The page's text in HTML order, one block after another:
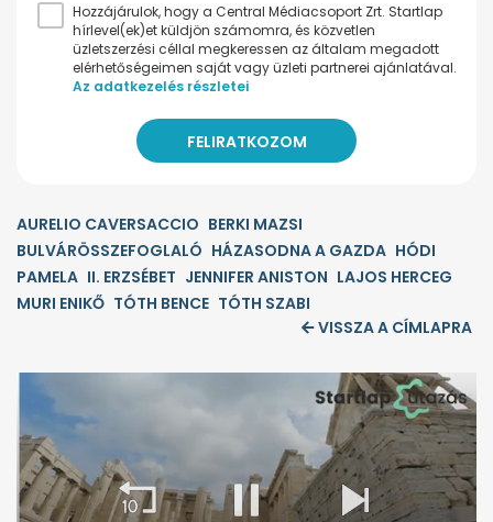
Hozzájárulok, hogy a Central Médiacsoport Zrt. Startlap
hírlevel(ek)et küldjön számomra, és közvetlen
üzletszerzési céllal megkeressen az általam megadott
elérhetőségeimen saját vagy üzleti partnerei ajánlatával.
Az adatkezelés részletei
AURELIO CAVERSACCIO BERKI MAZSI
BULVÁRÖSSZEFOGLALÓ HÁZASODNA A GAZDA HÓDI
PAMELA II. ERZSÉBET JENNIFER ANISTON LAJOS HERCEG
MURI ENIKŐ TÓTH BENCE TÓTH SZABI
VISSZA A CÍMLAPRA